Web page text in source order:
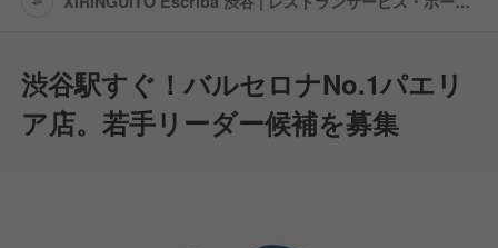
渋谷駅すぐ！バルセロナNo.1パエリ
ア店。若手リーダー候補を募集